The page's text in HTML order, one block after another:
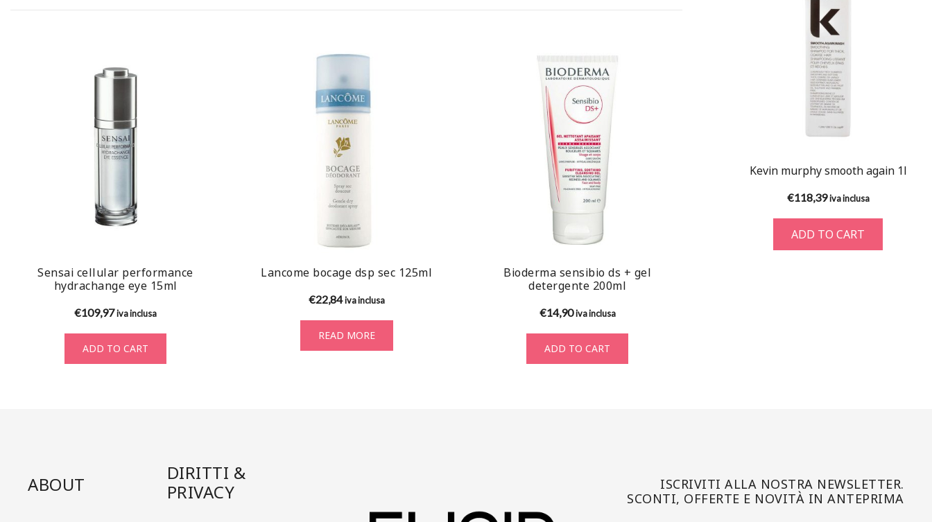
Sensai cellular performance
hydrachange eye 15ml
€109,97iva inclusa
ADD TO CART
Lancome bocage dsp sec 125ml
€22,84 iva inclusa
READ MORE
Bioderma sensibio ds + gel
detergente 200ml
€14,90 iva inclusa
ADD TO CART
Kevin murphy smooth again 1l
€118,39 iva inclusa
ADD TO CART
ABOUT
DIRITTI &
PRIVACY
ISCRIVITI ALLA NOSTRA NEWSLETTER.
SCONTI, OFFERTE E NOVITÀ IN ANTEPRIMA